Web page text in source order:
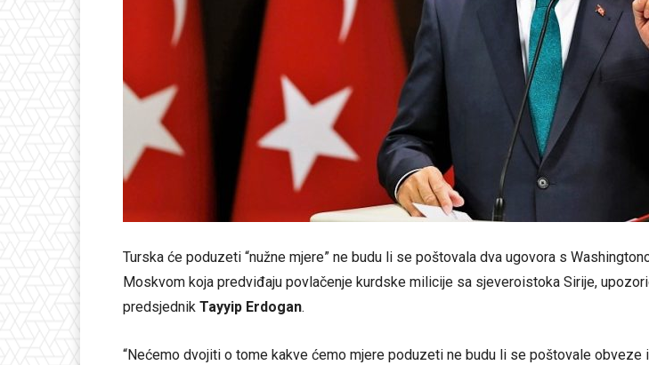
Turska će poduzeti “nužne mjere” ne budu li se poštovala dva ugovora s
Moskvom koja predviđaju povlačenje kurdske milicije sa sjeveroistoka Sirije,
predsjednik Tayyip Erdogan.
“Nećemo dvojiti o tome kakve ćemo mjere poduzeti ne budu li se poštovale obveze